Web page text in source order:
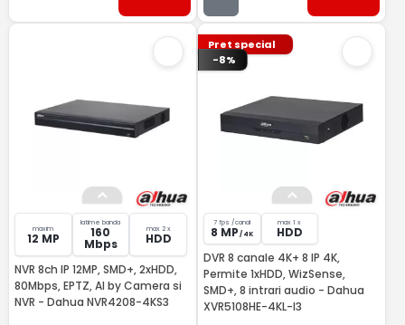
maxim
12 MP
latime banda
160
Mbps
max 2 x
HDD
NVR 8ch IP 12MP, SMD+, 2xHDD,
80Mbps, EPTZ, AI by Camera si
NVR - Dahua NVR4208-4KS3
Pret special
-8%
7 fps /canal
8 MP / 4K
max 1 x
HDD
DVR 8 canale 4K+ 8 IP 4K,
Permite 1xHDD, WizSense,
SMD+, 8 intrari audio - Dahua
XVR5108HE-4KL-I3